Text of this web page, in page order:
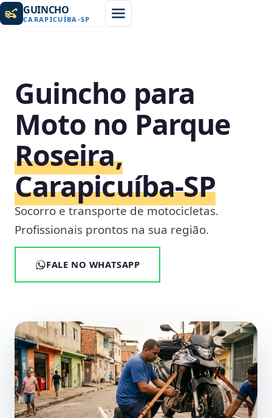
GUINCHO
CARAPICUÍBA -SP
Guincho para
Moto no Parque
Roseira,
Carapicuíba‑SP
Socorro e transporte de motocicletas.
Profissionais prontos na sua região.
FALE NO WHATSAPP